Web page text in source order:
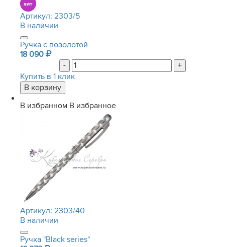
Артикул: 2303/5
В наличии
Ручка с позолотой
18 090
-
+
Купить в 1 клик
В избранном В избранное
Артикул: 2303/40
В наличии
Ручка "Black series"